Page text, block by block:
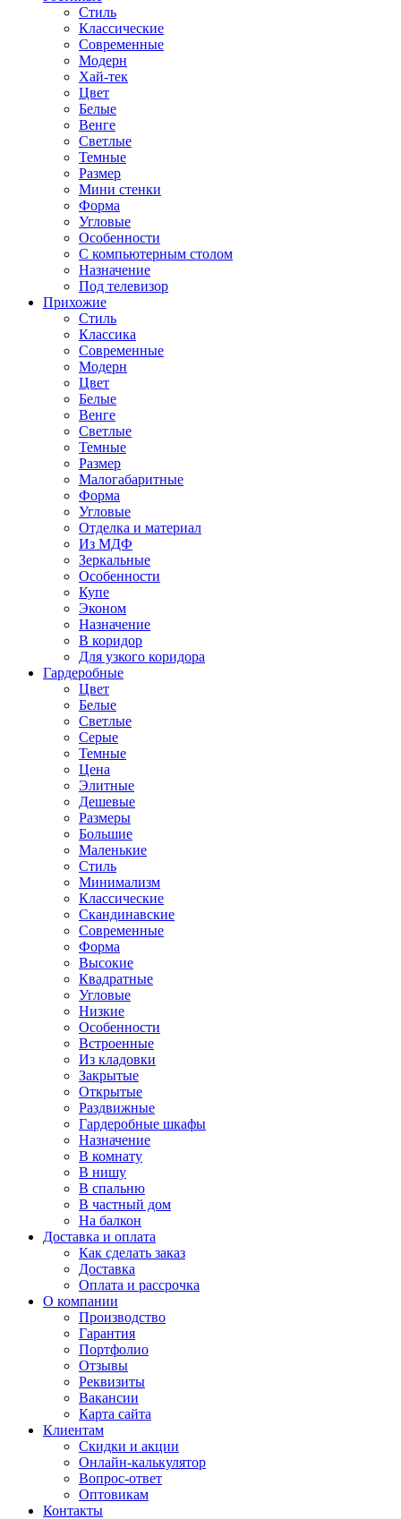
Стиль
Классические
Современные
Модерн
Хай-тек
Цвет
Белые
Венге
Светлые
Темные
Размер
Мини стенки
Форма
Угловые
Особенности
С компьютерным столом
Назначение
Под телевизор
Прихожие
Стиль
Классика
Современные
Модерн
Цвет
Белые
Венге
Светлые
Темные
Размер
Малогабаритные
Форма
Угловые
Отделка и материал
Из МДФ
Зеркальные
Особенности
Купе
Эконом
Назначение
В коридор
Для узкого коридора
Гардеробные
Цвет
Белые
Светлые
Серые
Темные
Цена
Элитные
Дешевые
Размеры
Большие
Маленькие
Стиль
Минимализм
Классические
Скандинавские
Современные
Форма
Высокие
Квадратные
Угловые
Низкие
Особенности
Встроенные
Из кладовки
Закрытые
Открытые
Раздвижные
Гардеробные шкафы
Назначение
В комнату
В нишу
В спальню
В частный дом
На балкон
Доставка и оплата
Как сделать заказ
Доставка
Оплата и рассрочка
О компании
Производство
Гарантия
Портфолио
Отзывы
Реквизиты
Вакансии
Карта сайта
Клиентам
Скидки и акции
Онлайн-калькулятор
Вопрос-ответ
Оптовикам
Контакты